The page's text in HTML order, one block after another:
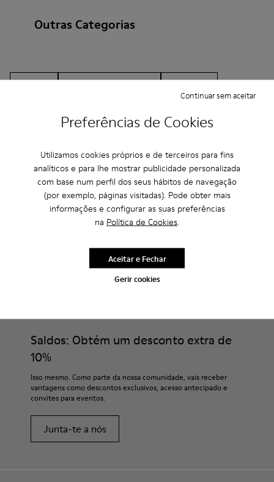
Preferências de Cookies
Utilizamos cookies próprios e de terceiros para fins
analíticos e para lhe mostrar publicidade personalizada
com base num perfil dos seus hábitos de navegação
(por exemplo, páginas visitadas). Pode obter mais
informações e configurar as suas preferências
na Política de Cookies.
Gerir cookies
Continuar sem aceitar
Aceitar e Fechar
Outras Categorias
Botins Sapatos sem couro
Sabrinas
Sapatos casuais
Ténis
Sapatos informais
Sapatos formais
Plataformas/cunhas Saltos
CHINELOS MARRONS PARA MULHER
Saldos: Obtém um desconto extra de
10%
Isso mesmo. Como parte da nossa comunidade, vais receber
vantagens como descontos exclusivos, acesso antecipado e
convites para eventos.
Junta-te a nós